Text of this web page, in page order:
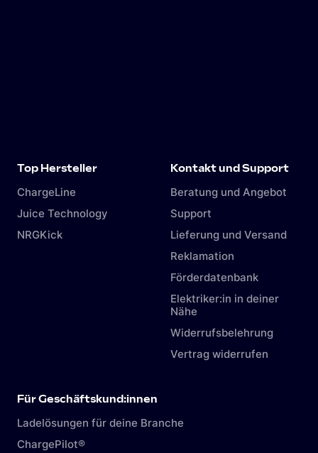
Top Hersteller
ChargeLine
Juice Technology
NRGKick
Kontakt und Support
Beratung und Angebot
Support
Lieferung und Versand
Reklamation
Förderdatenbank
Elektriker:in in deiner
Nähe
Widerrufsbelehrung
Vertrag widerrufen
Für Geschäftskund:innen
Ladelösungen für deine Branche
ChargePilot®